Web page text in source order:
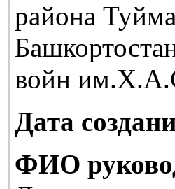
района
войн
Дата
ФИО